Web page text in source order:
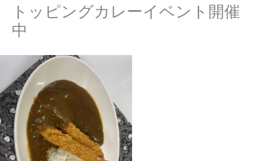
トッピングカレーイベント開催
中